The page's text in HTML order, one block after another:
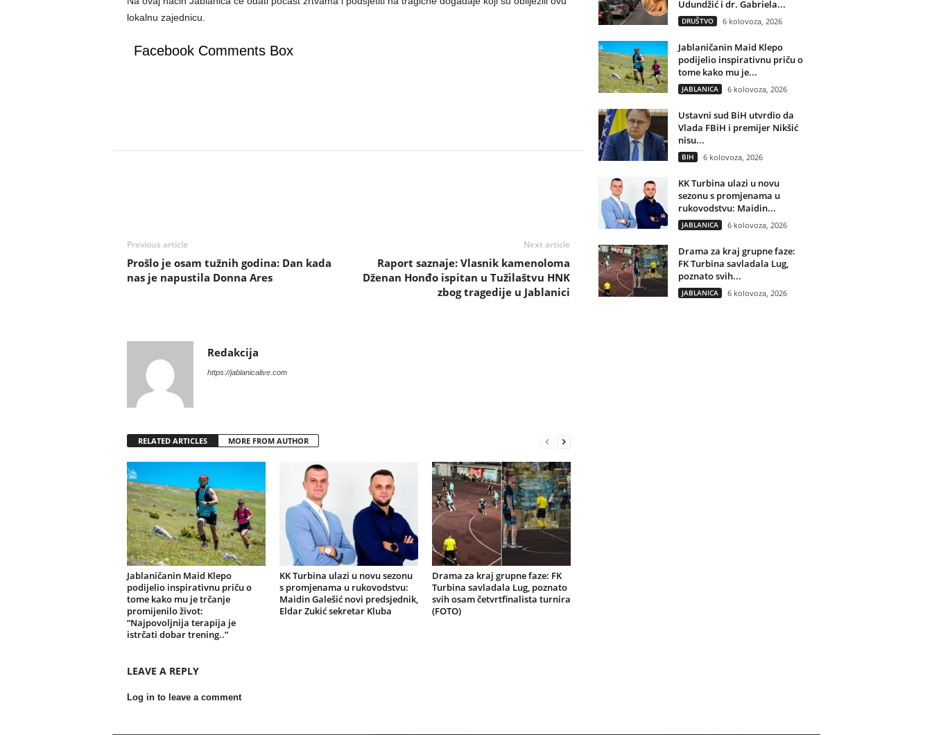
lokalnu zajednicu.
Facebook Comments Box
Previous article
Prošlo je osam tužnih godina: Dan kada
nas je napustila Donna Ares
Next article
Raport saznaje: Vlasnik kamenoloma
Dženan Honđo ispitan u Tužilaštvu HNK
zbog tragedije u Jablanici
Redakcija
https://jablanicalive.com
RELATED ARTICLES MORE FROM AUTHOR
Jablaničanin Maid Klepo
podijelio inspirativnu priču o
tome kako mu je trčanje
promijenilo život:
“Najpovoljnija terapija je
istrčati dobar trening..”
KK Turbina ulazi u novu sezonu
s promjenama u rukovodstvu:
Maidin Galešić novi predsjednik,
Eldar Zukić sekretar Kluba
Drama za kraj grupne faze: FK
Turbina savladala Lug, poznato
svih osam četvrtfinalista turnira
(FOTO)
LEAVE A REPLY
Log in to leave a comment
Udundžić i dr. Gabriela...
DRUŠTVO 6 kolovoza, 2026
Jablaničanin Maid Klepo
podijelio inspirativnu priču o
tome kako mu je...
JABLANICA 6 kolovoza, 2026
Ustavni sud BiH utvrdio da
Vlada FBiH i premijer Nikšić
nisu...
BIH 6 kolovoza, 2026
KK Turbina ulazi u novu
sezonu s promjenama u
rukovodstvu: Maidin...
JABLANICA 6 kolovoza, 2026
Drama za kraj grupne faze:
FK Turbina savladala Lug,
poznato svih...
JABLANICA 6 kolovoza, 2026